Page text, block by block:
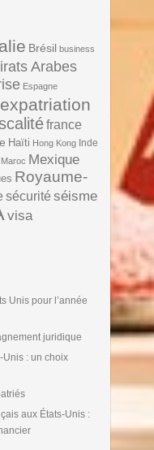
Brésil business
Arabes
Espagne
expatriation
france
Haïti Hong Kong Inde
Maroc Mexique
Royaume-
sécurité séisme
visa
Unis pour l’année
juridique
Unis : un choix
aux États-Unis :